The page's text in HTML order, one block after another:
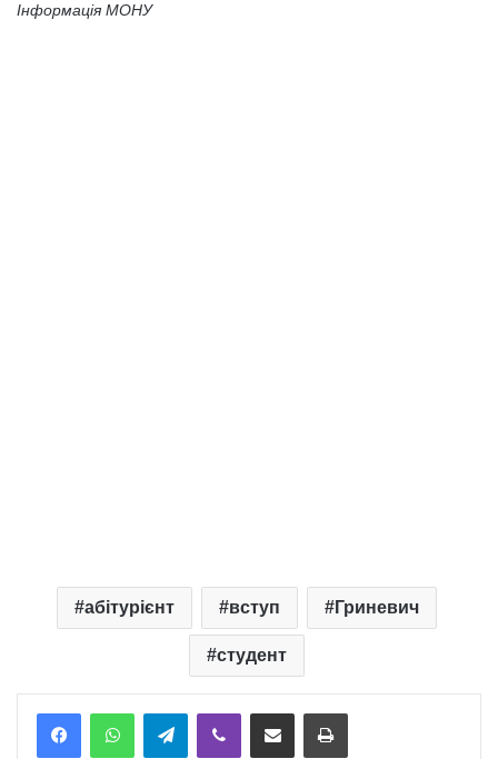
Інформація МОНУ
абітурієнт вступ Гриневич
студент
TelegramViber Надіслати електронною поштоюНадрукувати